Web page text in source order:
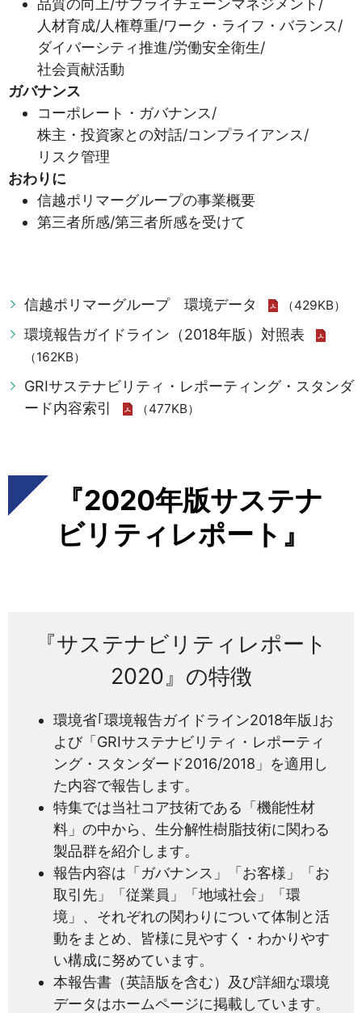
品質の向上/サプライチェーンマネジメント/
人材育成/人権尊重/ワーク・ライフ・バランス/
ダイバーシティ推進/労働安全衛生/
社会貢献活動
ガバナンス
コーポレート・ガバナンス/
株主・投資家との対話/コンプライアンス/
リスク管理
おわりに
信越ポリマーグループの事業概要
第三者所感/第三者所感を受けて
信越ポリマーグループ 環境データ （429KB）
環境報告ガイドライン（2018年版）対照表
（162KB）
GRIサステナビリティ・レポーティング・スタンダ
ード内容索引
（477KB）
『2020年版サステナ
ビリティレポート』
『サステナビリティレポート
2020』の特徴
環境省｢環境報告ガイドライン2018年版｣お
よび「GRIサステナビリティ・レポーティ
ング・スタンダード2016/2018」を適用し
た内容で報告します。
特集では当社コア技術である「機能性材
料」の中から、生分解性樹脂技術に関わる
製品群を紹介します。
報告内容は「ガバナンス」「お客様」「お
取引先」「従業員」「地域社会」「環
境」、それぞれの関わりについて体制と活
動をまとめ、皆様に見やすく・わかりやす
い構成に努めています。
本報告書（英語版を含む）及び詳細な環境
データはホームページに掲載しています。